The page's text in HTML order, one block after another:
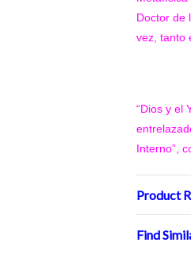
Doctor de
vez, tanto
“Dios y el
Interno”,
Product
Find